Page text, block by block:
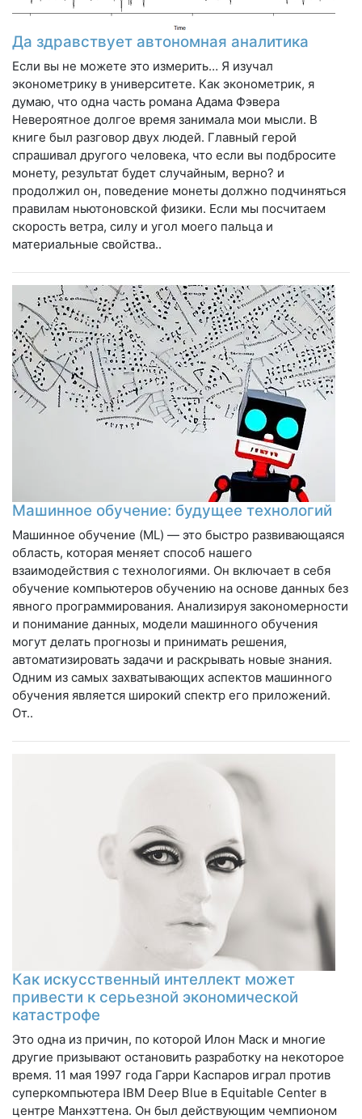
Да здравствует автономная аналитика
Если вы не можете это измерить… Я изучал
эконометрику в университете. Как эконометрик, я
думаю, что одна часть романа Адама Фэвера
Невероятное долгое время занимала мои мысли. В
книге был разговор двух людей. Главный герой
спрашивал другого человека, что если вы подбросите
монету, результат будет случайным, верно? и
продолжил он, поведение монеты должно подчиняться
правилам ньютоновской физики. Если мы посчитаем
скорость ветра, силу и угол моего пальца и
материальные свойства..
Машинное обучение: будущее технологий
Машинное обучение (ML) — это быстро развивающаяся
область, которая меняет способ нашего
взаимодействия с технологиями. Он включает в себя
обучение компьютеров обучению на основе данных без
явного программирования. Анализируя закономерности
и понимание данных, модели машинного обучения
могут делать прогнозы и принимать решения,
автоматизировать задачи и раскрывать новые знания.
Одним из самых захватывающих аспектов машинного
обучения является широкий спектр его приложений.
От..
Как искусственный интеллект может
привести к серьезной экономической
катастрофе
Это одна из причин, по которой Илон Маск и многие
другие призывают остановить разработку на некоторое
время. 11 мая 1997 года Гарри Каспаров играл против
суперкомпьютера IBM Deep Blue в Equitable Center в
центре Манхэттена. Он был действующим чемпионом